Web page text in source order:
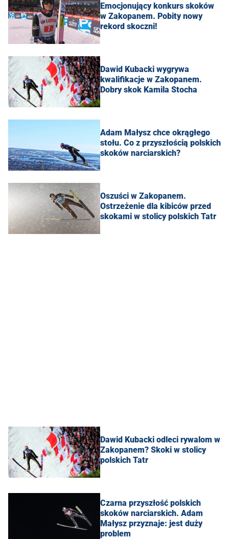
Emocjonujący konkurs skoków
w Zakopanem. Pobity nowy
rekord skoczni!
Dawid Kubacki wygrywa
kwalifikacje w Zakopanem.
Dobry skok Kamila Stocha
Adam Małysz chce okrągłego
stołu. Co z przyszłością polskich
skoków narciarskich?
Oszuści w Zakopanem.
Ostrzeżenie dla kibiców przed
skokami w stolicy polskich Tatr
Dawid Kubacki odleci rywalom w
Zakopanem? Skoki w stolicy
polskich Tatr
Czarna przyszłość polskich
skoków narciarskich. Adam
Małysz przyznaje: jest duży
problem